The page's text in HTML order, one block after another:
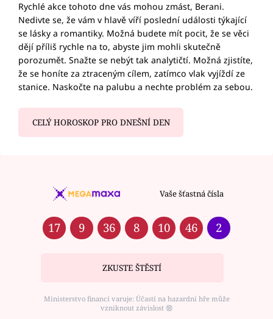
Rychlé akce tohoto dne vás mohou zmást, Berani.
Nedivte se, že vám v hlavě víří poslední události týkající
se lásky a romantiky. Možná budete mít pocit, že se věci
dějí příliš rychle na to, abyste jim mohli skutečně
porozumět. Snažte se nebýt tak analytičtí. Možná zjistíte,
že se honíte za ztraceným cílem, zatímco vlak vyjíždí ze
stanice. Naskočte na palubu a nechte problém za sebou.
CELÝ HOROSKOP PRO DNEŠNÍ DEN
Vaše šťastná čísla
17 9 36 8 10 46 2
ZKUSTE ŠTĚSTÍ
Ministerstvo financí varuje: Účastí na hazardní hře může
vzniknout závislost ⑱